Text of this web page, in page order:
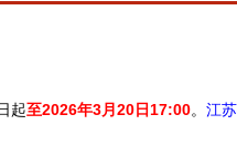
起至2026年3月20日17:00。 江